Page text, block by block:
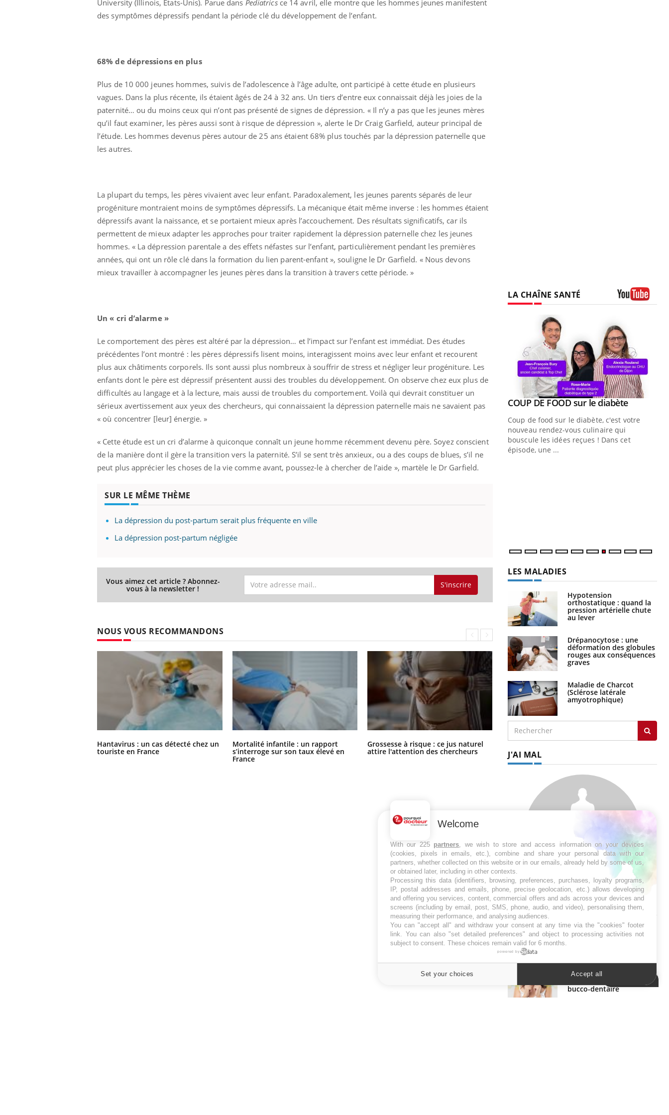
University (Illinois, Etats-Unis). Parue dans Pediatricsce 14 avril, elle montre que les hommes jeunes manifestent
des symptômes dépressifs pendant la période clé du développement de l’enfant.
68% de dépressions en plus
Plus de 10 000 jeunes hommes, suivis de l’adolescence à l’âge adulte, ont participé à cette étude en plusieurs
vagues. Dans la plus récente, ils étaient âgés de 24 à 32 ans. Un tiers d’entre eux connaissait déjà les joies de la
paternité… ou du moins ceux qui n’ont pas présenté de signes de dépression. « Il n’y a pas que les jeunes mères
qu’il faut examiner, les pères aussi sont à risque de dépression », alerte le Dr Craig Garfield, auteur principal de
l’étude. Les hommes devenus pères autour de 25 ans étaient 68% plus touchés par la dépression paternelle que
les autres.
La plupart du temps, les pères vivaient avec leur enfant. Paradoxalement, les jeunes parents séparés de leur
progéniture montraient moins de symptômes dépressifs. La mécanique était même inverse : les hommes étaient
dépressifs avant la naissance, et se portaient mieux après l’accouchement. Des résultats significatifs, car ils
permettent de mieux adapter les approches pour traiter rapidement la dépression paternelle chez les jeunes
hommes. « La dépression parentale a des effets néfastes sur l’enfant, particulièrement pendant les premières
années, qui ont un rôle clé dans la formation du lien parent-enfant », souligne le Dr Garfield. « Nous devons
mieux travailler à accompagner les jeunes pères dans la transition à travers cette période. »
Un « cri d’alarme »
Le comportement des pères est altéré par la dépression… et l’impact sur l’enfant est immédiat. Des études
précédentes l’ont montré : les pères dépressifs lisent moins, interagissent moins avec leur enfant et recourent
plus aux châtiments corporels. Ils sont aussi plus nombreux à souffrir de stress et négliger leur progéniture. Les
enfants dont le père est dépressif présentent aussi des troubles du développement. On observe chez eux plus de
difficultés au langage et à la lecture, mais aussi de troubles du comportement. Voilà qui devrait constituer un
sérieux avertissement aux yeux des chercheurs, qui connaissaient la dépression paternelle mais ne savaient pas
« où concentrer [leur] énergie. »
« Cette étude est un cri d’alarme à quiconque connaît un jeune homme récemment devenu père. Soyez conscient
de la manière dont il gère la transition vers la paternité. S’il se sent très anxieux, ou a des coups de blues, s’il ne
peut plus apprécier les choses de la vie comme avant, poussez-le à chercher de l’aide », martèle le Dr Garfield.
SUR LE MÊME THÈME
La dépression du post-partum serait plus fréquente en ville
La dépression post-partum négligée
Vous aimez cet article ? Abonnez-
vous à la newsletter ! S'inscrire
NOUS VOUS RECOMMANDONS
Hantavirus : un cas détecté chez un
touriste en France
Mortalité infantile : un rapport
s’interroge sur son taux élevé en
France
Grossesse à risque : ce jus naturel
attire l'attention des chercheurs
Comment oublier les écrans en
LA CHAÎNE SANTÉ
Eczéma Chronique des Mains : se
préparer pour l’été !Youtube
rythme de vie ! Vacances, plage, piscine,
soleil, activités en plein air… Nos mains
Youtube
Diabète & Ramadan 2026Youtube
diabète, c'est une période de questions, de
défis, mais ...
Youtube
Un « jumeau numérique » pour
faciliter l’accès à la médecine
Un établissement lié à un groupe
mutualiste innove en matière de bilan de
santé : l'utilisation d'un « jumeau
numérique » permet ...
Youtube
COUP DE FOOD sur le diabèteYoutube
Coup de food sur le diabète, c'est votre
nouveau rendez-vous culinaire qui
bouscule les idées reçues ! Dans cet
épisode, une ...
LES MALADIES
Hypotension
orthostatique : quand la
pression artérielle chute
au lever
Drépanocytose : une
déformation des globules
rouges aux conséquences
graves
Maladie de Charcot
(Sclérose latérale
amyotrophique)
J'AI MAL
SYMPTÔMES
Douleurs de l’avant-pied :
des métatarsalgies à 90 %
Mauvaise haleine : il faut
bucco-dentaire
Welcome
With our 225 partners, we wish to store and access information on your devices
(cookies, pixels in emails, etc.), combine and share your personal data with our
partners, whether collected on this website or in our emails, already held by some of us,
or obtained later, including in other contexts.
Processing this data (identifiers, browsing, preferences, purchases, loyalty programs,
IP, postal addresses and emails, phone, precise geolocation, etc.) allows developing
and offering you services, content, commercial offers and ads across your devices and
screens (including by email, post, SMS, phone, audio, and video), personalising them,
measuring their performance, and analysing audiences.
You can "accept all" and withdraw your consent at any time via the "cookies" footer
link. You can also "set detailed preferences" and object to processing activities not
subject to consent. These choices remain valid for 6 months.
powered by
Set your choices Accept all